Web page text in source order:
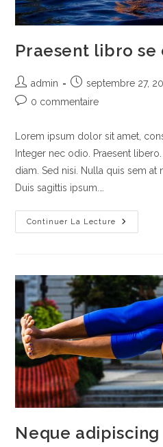
Praesent libro se
Auteur/autrice
de
admin
Publication
publiée :
septembre 27,
Commentaires
publication :
0 commentaire
Lorem ipsum dolor sit amet,
Integer nec odio. Praesent
diam. Sed nisi. Nulla quis sem
Duis sagittis ipsum.…
Continuer La Lecture
Praesent
Libro
Neque adipiscing